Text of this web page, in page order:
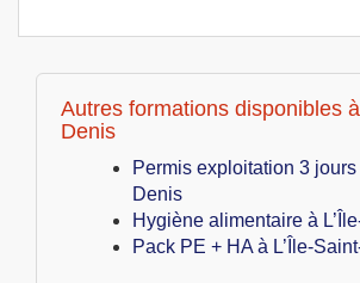
Autres formations disponibles
Denis
Permis exploitation 3 jours
Denis
Hygiène alimentaire à
Pack PE + HA à L’Île-